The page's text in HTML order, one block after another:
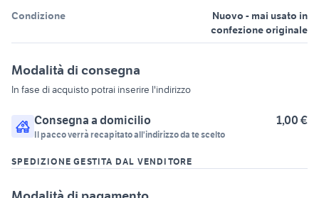
Condizione
Nuovo - mai usato in
confezione originale
Modalità di consegna
In fase di acquisto potrai inserire l'indirizzo
Consegna a domicilio 1,00 €
Il pacco verrà recapitato all'indirizzo da te scelto
SPEDIZIONE GESTITA DAL VENDITORE